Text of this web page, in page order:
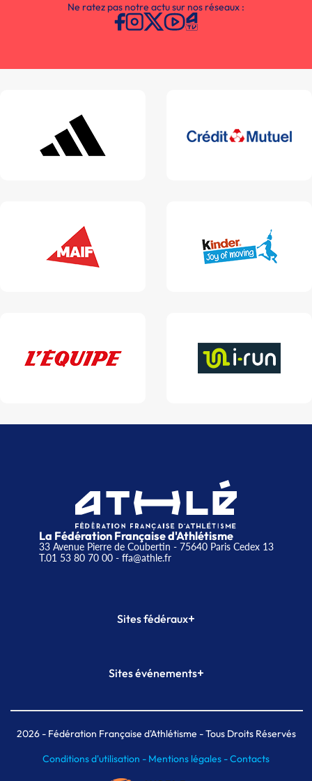
Ne ratez pas notre actu sur nos réseaux :
La Fédération Française d'Athlétisme
33 Avenue Pierre de Coubertin - 75640 Paris Cedex 13
T.01 53 80 70 00- ffa@athle.fr
Sites fédéraux+
Plateforme Formation
Sites événements+
Meeting de Paris indoor
MAIF Ekiden de Paris
2026- Fédération Française d'Athlétisme - Tous Droits Réservés
Conditions d'utilisation - Mentions légales -Contacts